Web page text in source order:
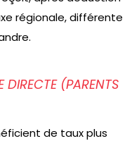
régionale, différente
DIRECTE (PARENTS
de taux plus